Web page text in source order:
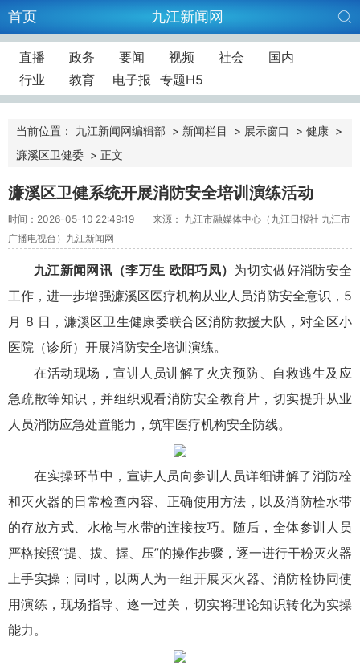
首页 九江新闻网
直播 政务 要闻 视频 社会
国内
行业
教育 电子报 专题H5
当前位置： 九江新闻网编辑部 > 新闻栏目 > 展示窗口 > 健康 >
濂溪区卫健委 > 正文
濂溪区卫健系统开展消防安全培训演练活动
时间：2026-05-10 22:49:19
来源： 九江市融媒体中心（九江日报社 九江市
广播电视台）九江新闻网
九江新闻网讯（李万生 欧阳巧凤） 为切实做好消防安全
工作，进一步增强濂溪区医疗机构从业人员消防安全意识，5
月 8 日，濂溪区卫生健康委联合区消防救援大队，对全区小
医院（诊所）开展消防安全培训演练。
在活动现场，宣讲人员讲解了火灾预防、自救逃生及应
急疏散等知识，并组织观看消防安全教育片，切实提升从业
人员消防应急处置能力，筑牢医疗机构安全防线。
在实操环节中，宣讲人员向参训人员详细讲解了消防栓
和灭火器的日常检查内容、正确使用方法，以及消防栓水带
的存放方式、水枪与水带的连接技巧。随后，全体参训人员
严格按照“提、拔、握、压”的操作步骤，逐一进行干粉灭火器
上手实操；同时，以两人为一组开展灭火器、消防栓协同使
用演练，现场指导、逐一过关，切实将理论知识转化为实操
能力。